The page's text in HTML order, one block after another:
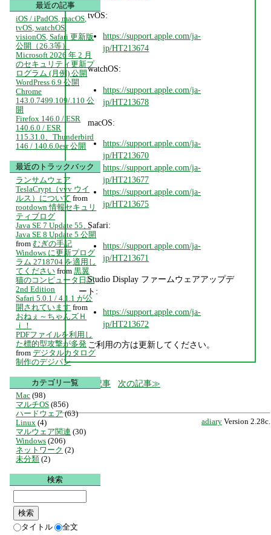
tvOS:
https://support.apple.com/ja-
jp/HT213674
watchOS:
https://support.apple.com/ja-
jp/HT213678
macOS:
https://support.apple.com/ja-
jp/HT213670
https://support.apple.com/ja-
jp/HT213677
https://support.apple.com/ja-
jp/HT213675
Safari:
https://support.apple.com/ja-
jp/HT213671
Studio Display ファームウェアアップデ
ート:
https://support.apple.com/ja-
jp/HT213672
ご利用の方は更新してください。
前の記事 次の記事
adiary Version 2.28c.
最近の記事
iOS / iPadOS, macOS,
tvOS, watchOS,
visionOS, Safari 更新版
公開（26.3等）
Microsoft 2026 年 2 月
のセキュリティ更新プ
ログラム (月例) 公開
WordPress 6.9 公開
Chrome
143.0.7499.109/.110 公
開
Firefox 146.0 / ESR
140.6.0 / ESR
115.31.0、Thunderbird
146 / 140.6.0esr 公開
最近のトラックバック
ランサムウェア
TeslaCrypt（vvv ウイ
ルス）について from
rootdown 情報セキュリ
ティブログ
Java SE 7 Update 55、
Java SE 8 Update 5 公開
from むぎの手記
Windows に更新プログ
ラム 2718704 を適用し
てください from 黒翼
猫のコンピュータ日記
2nd Edition
Safari 5.0.1 / 4.1.1 が公
開されています from
おねぇ～ちゃんズＨ
ｉ！
PDFファイルを利用し
た標的型攻撃が多発
from デジタルカタログ
制作のデジパン
カテゴリ一覧
Mac (98)
マルチOS (856)
ハードウェア(63)
Linux (4)
マルウェア関連 (30)
Windows (206)
ネットワーク (2)
未分類 (2)
検索
タイトル 全文